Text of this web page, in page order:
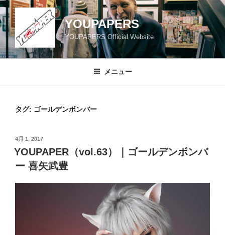
コ
ン
テ
ツ
YOUPAPERS
YOUPAPERS Official Website
メニュー
タグ: ゴールデンボンバー
投
稿
日:
4月 1, 2017
YOUPAPER（vol.63）｜ゴールデンボンバ
ー 喜矢武豊